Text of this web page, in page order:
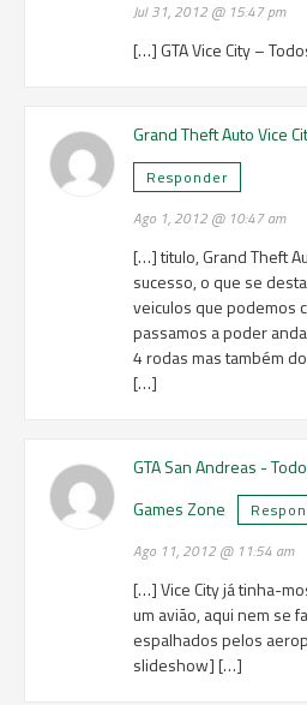
Jul 31, 2012 @ 15:47 pm
[…] GTA Vice City –
Grand Theft Auto Vice
Responder
Ago 1, 2012 @ 10:47 am
[…] titulo, Grand Theft
sucesso, o que se
veiculos que podemos
passamos a poder
4 rodas mas também
[…]
GTA San Andreas -
Games Zone
Ago 11, 2012 @ 11:54 am
[…] Vice City já tinha-
um avião, aqui nem se
espalhados pelos
slideshow] […]